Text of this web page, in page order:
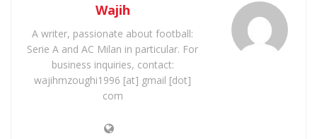
Wajih
A writer, passionate about football:
Serie A and AC Milan in particular. For
business inquiries, contact:
wajihmzoughi1996 [at] gmail [dot]
com